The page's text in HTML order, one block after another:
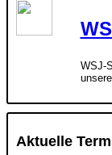
WSJ-
Aktuelle